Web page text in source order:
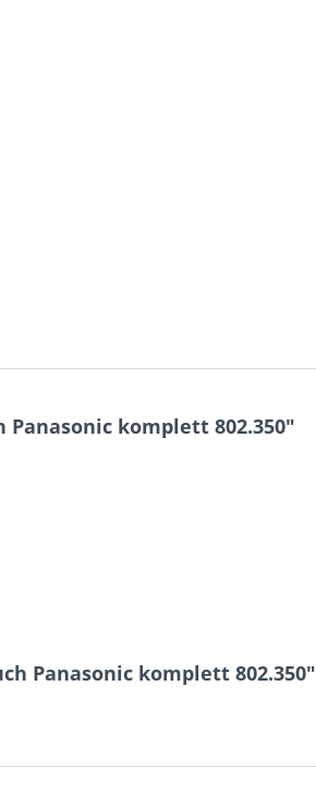
komplett 802.350"
Panasonic komplett 802.350"